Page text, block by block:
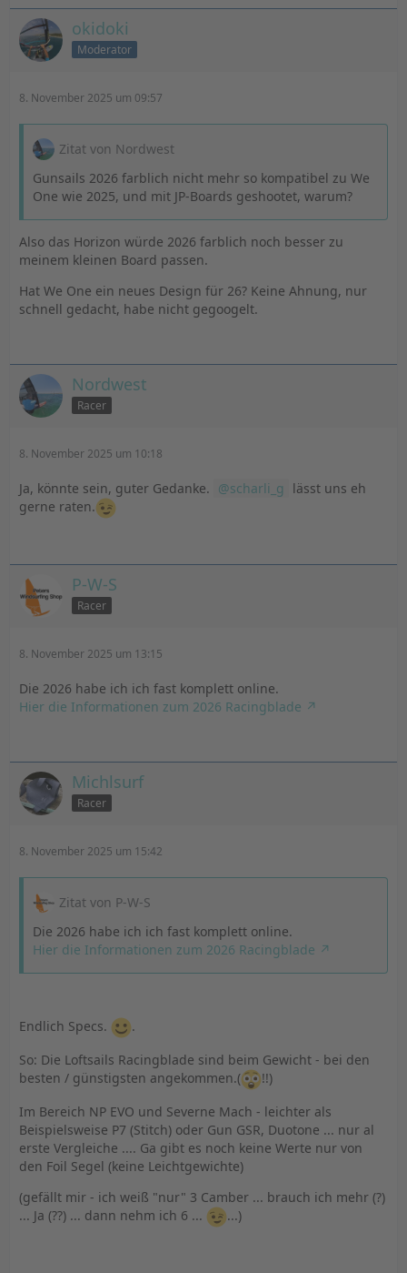
okidoki
Moderator
8. November 2025 um 09:57
Zitat von Nordwest
Gunsails 2026 farblich nicht mehr so kompatibel zu We
One wie 2025, und mit JP-Boards geshootet, warum?
Also das Horizon würde 2026 farblich noch besser zu
meinem kleinen Board passen.
Hat We One ein neues Design für 26? Keine Ahnung, nur
schnell gedacht, habe nicht gegoogelt.
Nordwest
Racer
8. November 2025 um 10:18
Ja, könnte sein, guter Gedanke. scharli_g
lässt uns eh
gerne raten.
P-W-S
Racer
8. November 2025 um 13:15
Die 2026 habe ich ich fast komplett online.
Hier die Informationen zum 2026 Racingblade
Michlsurf
Racer
8. November 2025 um 15:42
Zitat von P-W-S
Die 2026 habe ich ich fast komplett online.
Hier die Informationen zum 2026 Racingblade
Endlich Specs.
.
So: Die Loftsails Racingblade sind beim Gewicht - bei den
besten / günstigsten angekommen.(
!!)
Im Bereich NP EVO und Severne Mach - leichter als
Beispielsweise P7 (Stitch) oder Gun GSR, Duotone ... nur al
erste Vergleiche .... Ga gibt es noch keine Werte nur von
den Foil Segel (keine Leichtgewichte)
(gefällt mir - ich weiß "nur" 3 Camber ... brauch ich mehr (?)
... Ja (??) ... dann nehm ich 6 ...
...)